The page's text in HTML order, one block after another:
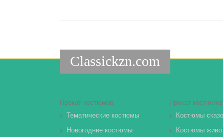
Classickzn.com
Прокат костюмов
Тематические костюмы
Новогодние костюмы
Прокат костюмов
Костюмы
Костюмы